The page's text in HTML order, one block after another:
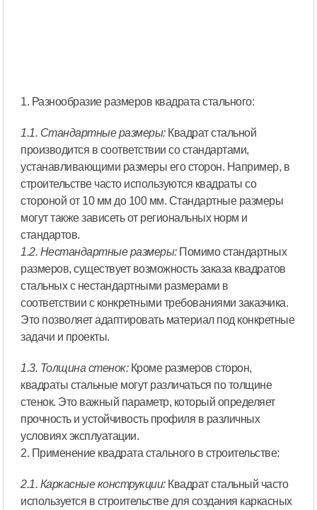
1. Разнообразие размеров квадрата стального:
1.1. Стандартные размеры:Квадрат стальной
производится в соответствии со стандартами,
устанавливающими размеры его сторон. Например, в
строительстве часто используются квадраты со
стороной от 10 мм до 100 мм. Стандартные размеры
могут также зависеть от региональных норм и
стандартов.
1.2. Нестандартные размеры:Помимо стандартных
размеров, существует возможность заказа квадратов
стальных с нестандартными размерами в
соответствии с конкретными требованиями заказчика.
Это позволяет адаптировать материал под конкретные
задачи и проекты.
1.3. Толщина стенок:Кроме размеров сторон,
квадраты стальные могут различаться по толщине
стенок. Это важный параметр, который определяет
прочность и устойчивость профиля в различных
условиях эксплуатации.
2. Применение квадрата стального в строительстве:
2.1. Каркасные конструкции:Квадрат стальный часто
используется в строительстве для создания каркасных